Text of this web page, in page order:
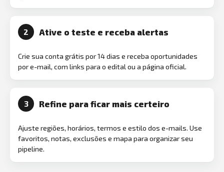
2 Ative o teste e receba alertas
Crie sua conta grátis por 14 dias e receba oportunidades
por e-mail, com links para o edital ou a página oficial.
3 Refine para ficar mais certeiro
Ajuste regiões, horários, termos e estilo dos e-mails. Use
favoritos, notas, exclusões e mapa para organizar seu
pipeline.